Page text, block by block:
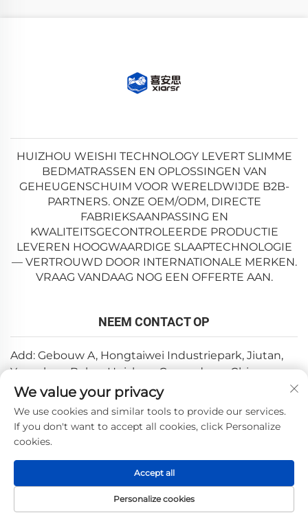
HUIZHOU WEISHI TECHNOLOGY LEVERT SLIMME
BEDMATRASSEN EN OPLOSSINGEN VAN
GEHEUGENSCHUIM VOOR WERELDWIJDE B2B-
PARTNERS. ONZE OEM/ODM, DIRECTE
FABRIEKSAANPASSING EN
KWALITEITSGECONTROLEERDE PRODUCTIE
LEVEREN HOOGWAARDIGE SLAAPTECHNOLOGIE
— VERTROUWD DOOR INTERNATIONALE MERKEN.
VRAAG VANDAAG NOG EEN OFFERTE AAN.
NEEM CONTACT OP
Add: Gebouw A, Hongtaiwei Industriepark, Jiutan,
Yuanzhou, Boluo, Huizhou, Guangdong, China
E-mail:[email protected]
Tel:+86-0752-6688646
Copyright © 2025 door Huizhou Weishi Technology Co., Ltd.
Privacybeleid
We value your privacy
We use cookies and similar tools to provide our services.
If you don't want to accept all cookies, click Personalize
cookies.
Personalize cookies
Accept all